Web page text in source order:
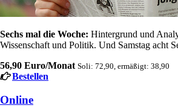
Sechs mal die Woche: Hintergrund und
Wissenschaft und Politik. Und Samstag acht
56,90 Euro/Monat Soli: 72,90, ermäßigt: 38,90
Bestellen
Online